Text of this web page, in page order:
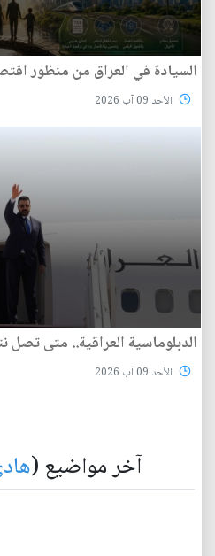
السيادة في العراق من منظور
الأحد 09 آب 2026
الدبلوماسية العراقية.. متى تصل
الأحد 09 آب 2026
آخر مواضيع (